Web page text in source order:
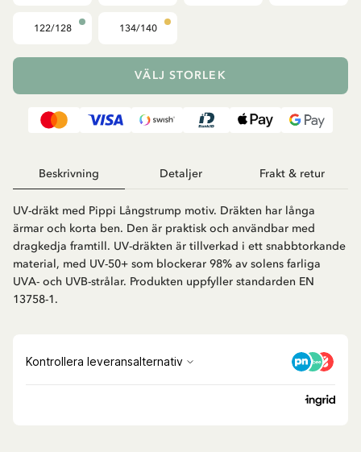
122/128 134/140
VÄLJ STORLEK
Beskrivning Detaljer Frakt & retur
UV-dräkt med Pippi Långstrump motiv. Dräkten har långa
ärmar och korta ben. Den är praktisk och användbar med
dragkedja framtill. UV-dräkten är tillverkad i ett snabbtorkande
material, med UV-50+ som blockerar 98% av solens farliga
UVA- och UVB-strålar. Produkten uppfyller standarden EN
13758-1.